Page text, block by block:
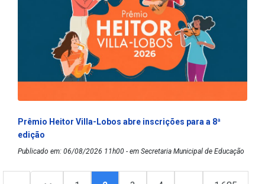
Prêmio Heitor Villa-Lobos abre inscrições para a 8ª
edição
Publicado em: 06/08/2026 11h00 - em Secretaria Municipal de Educação